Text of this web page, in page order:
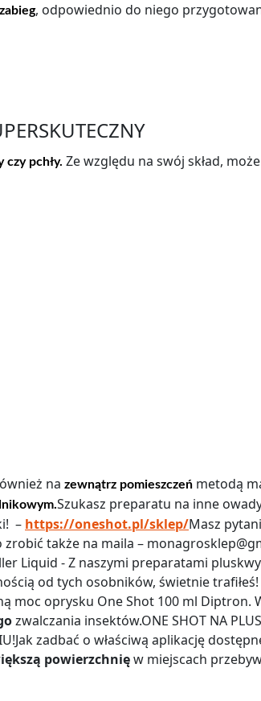
, odpowiednio do niego
pchły. Ze względu na swój skład,
na zewnątrz pomieszczeń metodą
Szukasz preparatu na inne
– https://oneshot.pl/sklep/Masz
zrobić także na maila –
Liquid - Z naszymi preparatami pluskwy
od tych osobników, świetnie
moc oprysku One Shot 100 ml Diptron.
zwalczania insektów.ONE SHOT NA
zadbać o właściwą aplikację
powierzchnięw miejscach